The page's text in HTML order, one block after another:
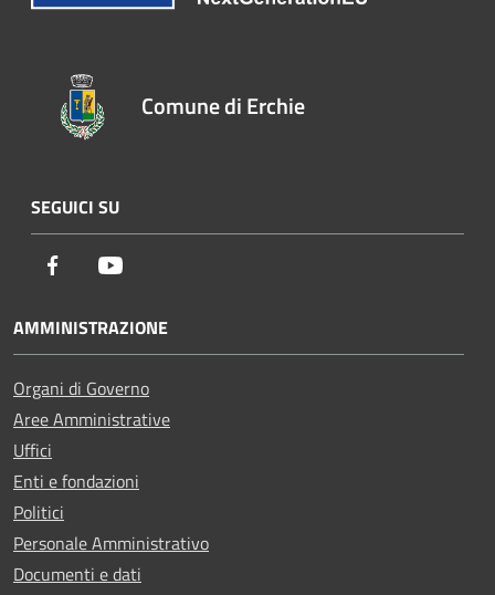
Comune di Erchie
SEGUICI SU
Facebook
AMMINISTRAZIONE
Organi di Governo
Aree Amministrative
Uffici
Enti e fondazioni
Politici
Personale Amministrativo
Documenti e dati